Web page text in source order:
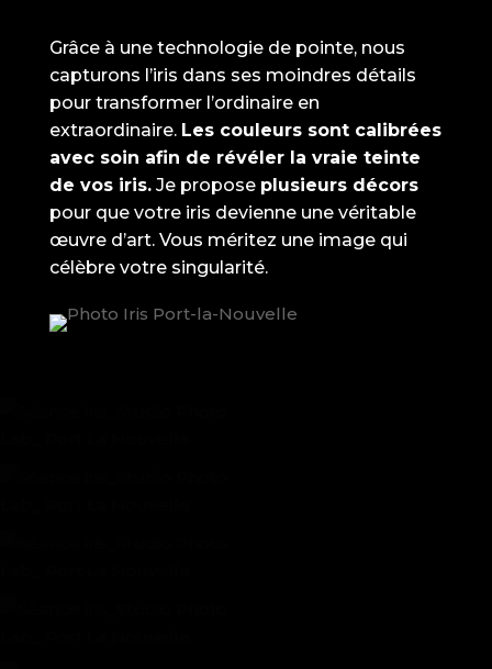
Grâce à une technologie de pointe, nous
capturons l’iris dans ses moindres détails
pour transformer l’ordinaire en
extraordinaire. Les couleurs sont calibrées
avec soin afin de révéler la vraie teinte
de vos iris.Je propose plusieurs décors
pour que votre iris devienne une véritable
œuvre d’art. Vous méritez une image qui
célèbre votre singularité.